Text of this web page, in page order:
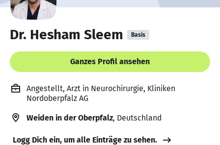
Dr. Hesham Sleem Basis
Ganzes Profil ansehen
Angestellt, Arzt in Neurochirurgie, Kliniken
Nordoberpfalz AG
Weiden in der Oberpfalz, Deutschland
Logg Dich ein, um alle Einträge zu sehen.